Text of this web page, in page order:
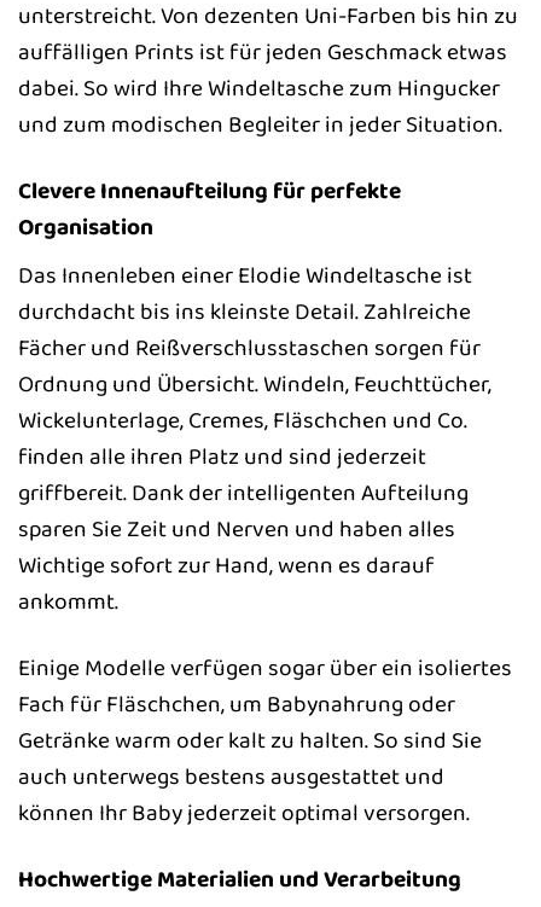
unterstreicht. Von dezenten Uni-Farben bis hin zu
auffälligen Prints ist für jeden Geschmack etwas
dabei. So wird Ihre Windeltasche zum Hingucker
und zum modischen Begleiter in jeder Situation.
Clevere Innenaufteilung für perfekte
Organisation
Das Innenleben einer Elodie Windeltasche ist
durchdacht bis ins kleinste Detail. Zahlreiche
Fächer und Reißverschlusstaschen sorgen für
Ordnung und Übersicht. Windeln, Feuchttücher,
Wickelunterlage, Cremes, Fläschchen und Co.
finden alle ihren Platz und sind jederzeit
griffbereit. Dank der intelligenten Aufteilung
sparen Sie Zeit und Nerven und haben alles
Wichtige sofort zur Hand, wenn es darauf
ankommt.
Einige Modelle verfügen sogar über ein isoliertes
Fach für Fläschchen, um Babynahrung oder
Getränke warm oder kalt zu halten. So sind Sie
auch unterwegs bestens ausgestattet und
können Ihr Baby jederzeit optimal versorgen.
Hochwertige Materialien und Verarbeitung